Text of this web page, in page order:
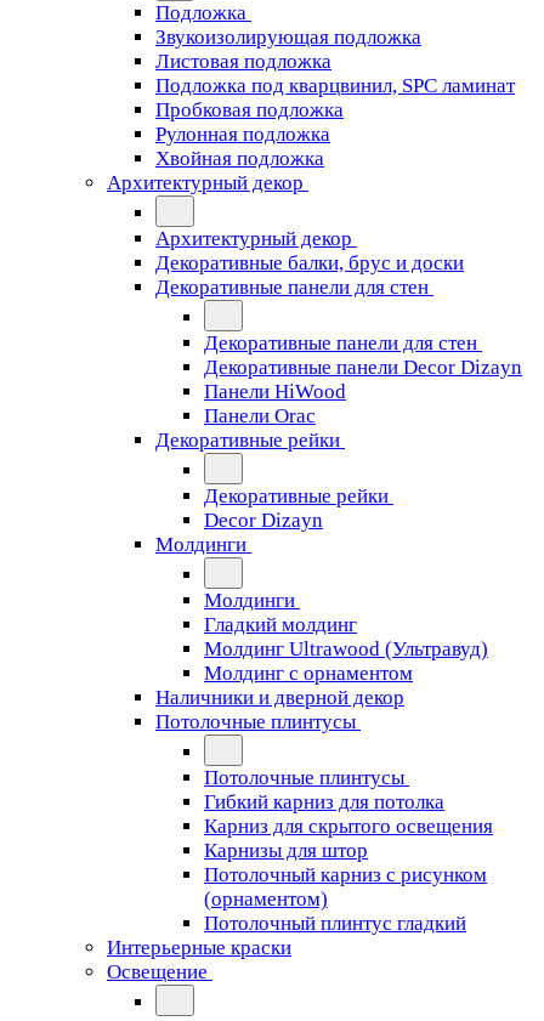
Подложка
Звукоизолирующая подложка
Листовая подложка
Подложка под кварцвинил, SPC ламинат
Пробковая подложка
Рулонная подложка
Хвойная подложка
Архитектурный декор
Архитектурный декор
Декоративные балки, брус и доски
Декоративные панели для стен
Декоративные панели для стен
Декоративные панели Decor Dizayn
Панели HiWood
Панели Orac
Декоративные рейки
Декоративные рейки
Decor Dizayn
Молдинги
Молдинги
Гладкий молдинг
Молдинг Ultrawood (Ультравуд)
Молдинг с орнаментом
Наличники и дверной декор
Потолочные плинтусы
Потолочные плинтусы
Гибкий карниз для потолка
Карниз для скрытого освещения
Карнизы для штор
Потолочный карниз с рисунком
(орнаментом)
Потолочный плинтус гладкий
Интерьерные краски
Освещение